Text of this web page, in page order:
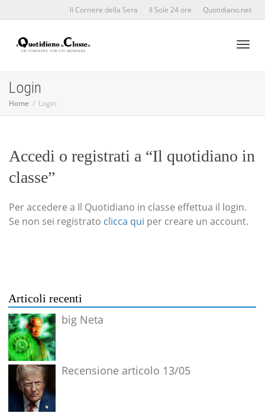
Il Corriere della Sera Il Sole 24 ore Quotidiano.net
Login
Home Login
Accedi o registrati a “Il quotidiano in
classe”
Per accedere a Il Quotidiano in classe effettua il login.
Se non sei registrato clicca qui per creare un account.
Articoli recenti
big Neta
Recensione articolo 13/05